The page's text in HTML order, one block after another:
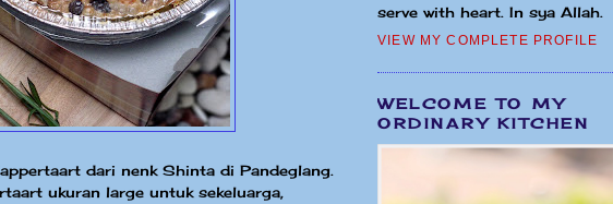
dari nenk Shinta di Pandeglang.
ukuran large untuk sekeluarga,
serve with heart. In sya Allah.
VIEW MY COMPLETE PROFILE
WELCOME TO MY
ORDINARY KITCHEN